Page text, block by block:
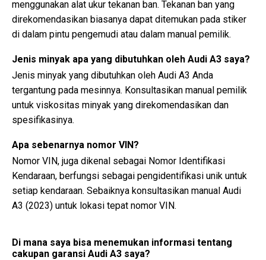
menggunakan alat ukur tekanan ban. Tekanan ban yang
direkomendasikan biasanya dapat ditemukan pada stiker
di dalam pintu pengemudi atau dalam manual pemilik.
Jenis minyak apa yang dibutuhkan oleh Audi A3 saya?
Jenis minyak yang dibutuhkan oleh Audi A3 Anda
tergantung pada mesinnya. Konsultasikan manual pemilik
untuk viskositas minyak yang direkomendasikan dan
spesifikasinya.
Apa sebenarnya nomor VIN?
Nomor VIN, juga dikenal sebagai Nomor Identifikasi
Kendaraan, berfungsi sebagai pengidentifikasi unik untuk
setiap kendaraan. Sebaiknya konsultasikan manual Audi
A3 (2023) untuk lokasi tepat nomor VIN.
Di mana saya bisa menemukan informasi tentang
cakupan garansi Audi A3 saya?